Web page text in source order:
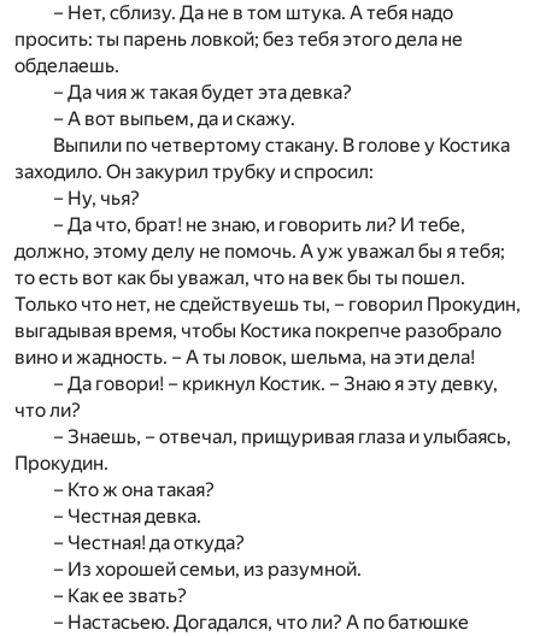
– Нет, сблизу. Да не в том штука. А тебя надо
просить: ты парень ловкой; без тебя этого дела не
обделаешь.
– Да чия ж такая будет эта девка?
– А вот выпьем, да и скажу.
Выпили по четвертому стакану. В голове у Костика
заходило. Он закурил трубку и спросил:
– Ну, чья?
– Да что, брат! не знаю, и говорить ли? И тебе,
должно, этому делу не помочь. А уж уважал бы я тебя;
то есть вот как бы уважал, что на век бы ты пошел.
Только что нет, не сдействуешь ты, – говорил Прокудин,
выгадывая время, чтобы Костика покрепче разобрало
вино и жадность. – А ты ловок, шельма, на эти дела!
– Да говори! – крикнул Костик. – Знаю я эту девку,
что ли?
– Знаешь, – отвечал, прищуривая глаза и улыбаясь,
Прокудин.
– Кто ж она такая?
– Честная девка.
– Честная! да откуда?
– Из хорошей семьи, из разумной.
– Как ее звать?
– Настасьею. Догадался, что ли? А по батюшке